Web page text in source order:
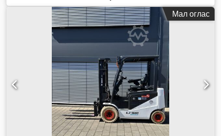
центар на товарот:500 мм, тип на гориво:електричен, тип
триплекс, градежна височина:2.215 мм, напон
на батеријата:51,2 V, должина на вилушките:
големина на предната гума:
18x7-6 weiss
, димензија на
, вкупна тежина: 3.460 кг
Мал оглас